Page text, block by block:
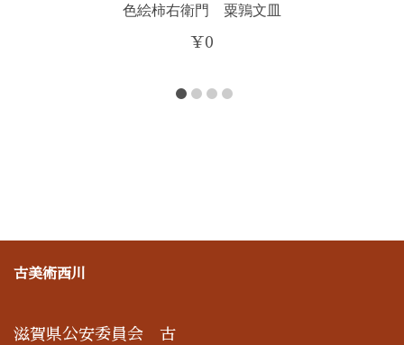
色絵柿右衛門 粟鶉文皿
¥0
古美術西川
滋賀県公安委員会 古